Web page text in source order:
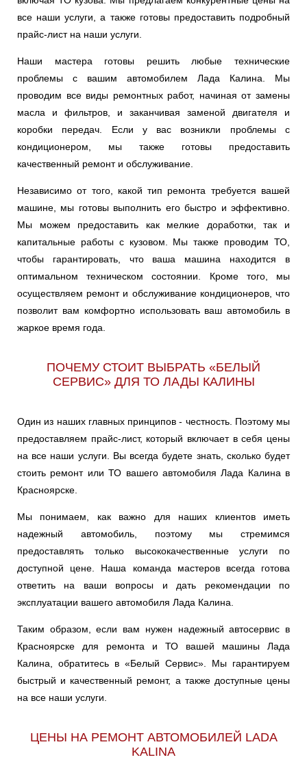
все наши услуги, а также готовы предоставить подробный
прайс-лист на наши услуги.
Наши мастера готовы решить любые технические
проблемы с вашим автомобилем Лада Калина. Мы
проводим все виды ремонтных работ, начиная от замены
масла и фильтров, и заканчивая заменой двигателя и
коробки передач. Если у вас возникли проблемы с
кондиционером, мы также готовы предоставить
качественный ремонт и обслуживание.
Независимо от того, какой тип ремонта требуется вашей
машине, мы готовы выполнить его быстро и эффективно.
Мы можем предоставить как мелкие доработки, так и
капитальные работы с кузовом. Мы также проводим ТО,
чтобы гарантировать, что ваша машина находится в
оптимальном техническом состоянии. Кроме того, мы
осуществляем ремонт и обслуживание кондиционеров, что
позволит вам комфортно использовать ваш автомобиль в
жаркое время года.
ПОЧЕМУ СТОИТ ВЫБРАТЬ «БЕЛЫЙ
СЕРВИС» ДЛЯ ТО ЛАДЫ КАЛИНЫ
Один из наших главных принципов - честность. Поэтому мы
предоставляем прайс-лист, который включает в себя цены
на все наши услуги. Вы всегда будете знать, сколько будет
стоить ремонт или ТО вашего автомобиля Лада Калина в
Красноярске.
Мы понимаем, как важно для наших клиентов иметь
надежный автомобиль, поэтому мы стремимся
предоставлять только высококачественные услуги по
доступной цене. Наша команда мастеров всегда готова
ответить на ваши вопросы и дать рекомендации по
эксплуатации вашего автомобиля Лада Калина.
Таким образом, если вам нужен надежный автосервис в
Красноярске для ремонта и ТО вашей машины Лада
Калина, обратитесь в «Белый Сервис». Мы гарантируем
быстрый и качественный ремонт, а также доступные цены
на все наши услуги.
ЦЕНЫ НА РЕМОНТ АВТОМОБИЛЕЙ LADA
KALINA